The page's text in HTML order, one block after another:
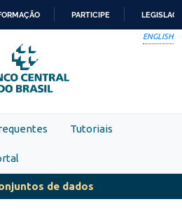
PARA
O
CONTEÚDO
PARTICIPE
ENGLISH
Tutoriais
de dados